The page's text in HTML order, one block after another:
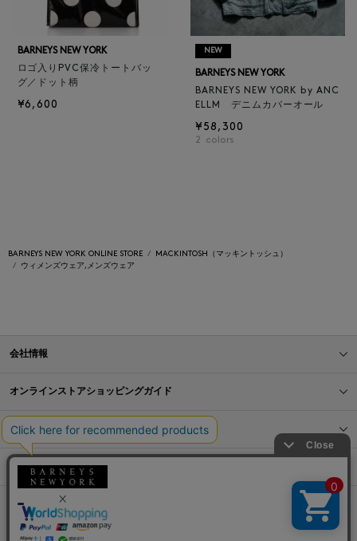
BARNEYS NEW YORK
ロゴ入りPVC保冷トートバッ
グ／ドット柄
¥6,600
NEW
BARNEYS NEW YORK
BARNEYS NEW YORK by ANC
ELLM デニムカバーオール
¥58,300
2 colors
BARNEYS NEW YORK ONLINE STORE
MACKINTOSH（マッキントッシュ）
ウィメンズウェア,メンズウェア
会社情報
オンラインストアショッピングガイド
店舗情報
サービス